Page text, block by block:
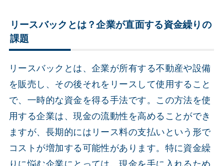
リースバックとは？企業が直面する資金繰りの
課題
リースバックとは、企業が所有する不動産や設備
を販売し、その後それをリースして使用すること
で、一時的な資金を得る手法です。この方法を使
用する企業は、現金の流動性を高めることができ
ますが、長期的にはリース料の支払いという形で
コストが増加する可能性があります。特に資金繰